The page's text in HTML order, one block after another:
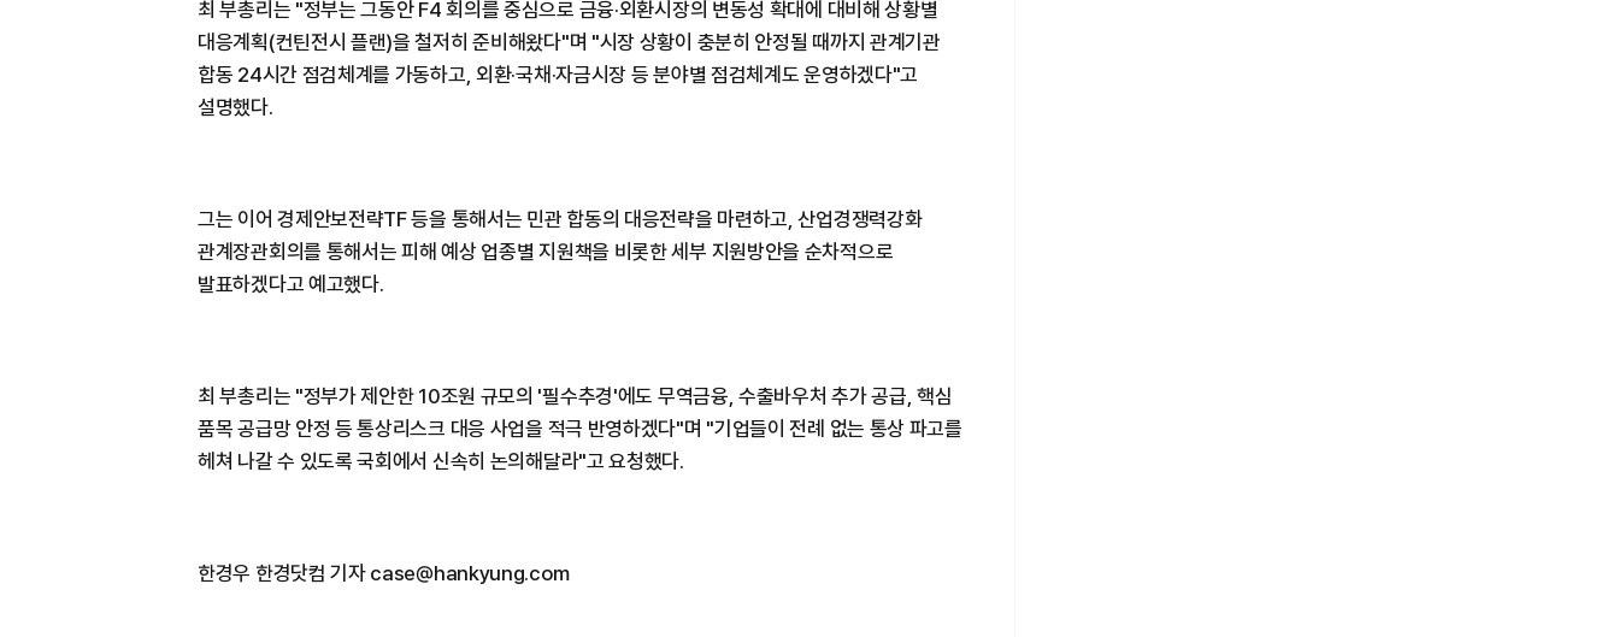
최 부총리는 "정부는 그동안 F4 회의를 중심으로 금융·외환시장의 변동성 확대에 대비해 상황별
대응계획(컨틴전시 플랜)을 철저히 준비해왔다"며 "시장 상황이 충분히 안정될 때까지 관계기관
합동 24시간 점검체계를 가동하고, 외환·국채·자금시장 등 분야별 점검체계도 운영하겠다"고
설명했다.
그는 이어 경제안보전략TF 등을 통해서는 민관 합동의 대응전략을 마련하고, 산업경쟁력강화
관계장관회의를 통해서는 피해 예상 업종별 지원책을 비롯한 세부 지원방안을 순차적으로
발표하겠다고 예고했다.
최 부총리는 "정부가 제안한 10조원 규모의 '필수추경'에도 무역금융, 수출바우처 추가 공급, 핵심
품목 공급망 안정 등 통상리스크 대응 사업을 적극 반영하겠다"며 "기업들이 전례 없는 통상 파고를
헤쳐 나갈 수 있도록 국회에서 신속히 논의해달라"고 요청했다.
한경우 한경닷컴 기자 case@hankyung.com